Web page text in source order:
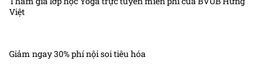
Việt
Giảm ngay 30% phí nội soi tiêu hóa